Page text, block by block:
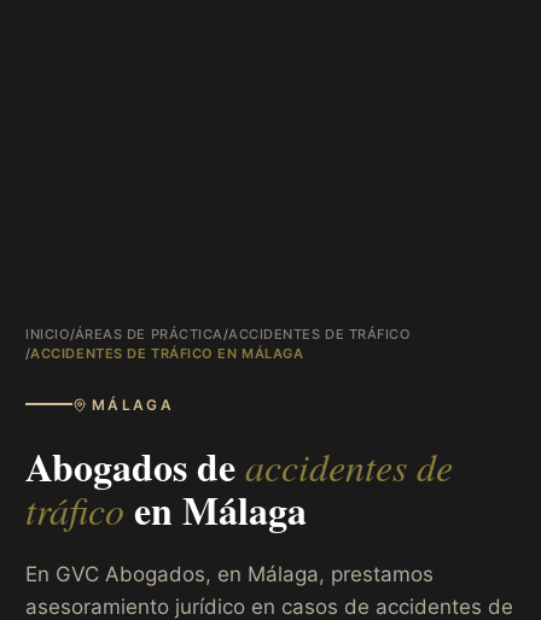
INICIO/ÁREAS DE PRÁCTICA/ACCIDENTES DE TRÁFICO
/ACCIDENTES DE TRÁFICO EN MÁLAGA
MÁLAGA
Abogados deaccidentes de
tráfico enMálaga
En GVC Abogados, en Málaga, prestamos
asesoramiento jurídico en casos de accidentes de